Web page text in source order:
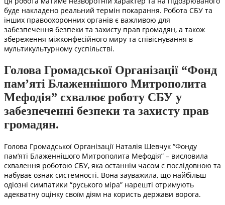
буде накладено реальний термін покарання. Робота СБУ та
інших правоохоронних органів є важливою для
забезпечення безпеки та захисту прав громадян, а також
збереження міжконфесійного миру та співіснування в
мультикультурному суспільстві.
Голова Громадської Організації “Фонд
пам’яті Блаженнішого Митрополита
Мефодія” схвалює роботу СБУ у
забезпеченні безпеки та захисту прав
громадян.
Голова Громадської Організації Наталія Шевчук “Фонду
пам’яті Блаженнішого Митрополита Мефодія” – висловила
схвалення роботою СБУ, яка останнім часом є послідовною та
набуває ознак системності. Вона зауважила, що найбільш
одіозні симпатики “руського міра” нарешті отримують
адекватну оцінку своїм діям на користь держави ворога.